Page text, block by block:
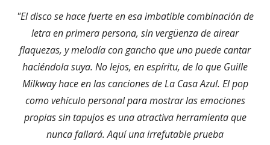
"El disco se hace fuerte en esa imbatible combinación de
letra en primera persona, sin vergüenza de airear
flaquezas, y melodía con gancho que uno puede cantar
haciéndola suya. No lejos, en espíritu, de lo que Guille
Milkway hace en las canciones de La Casa Azul. El pop
como vehículo personal para mostrar las emociones
propias sin tapujos es una atractiva herramienta que
nunca fallará. Aquí una irrefutable prueba